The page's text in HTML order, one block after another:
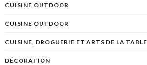
CUISINE OUTDOOR
CUISINE OUTDOOR
CUISINE, DROGUERIE ET ARTS DE LA TABLE
DÉCORATION